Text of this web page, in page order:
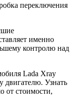
переключения
именно
контролю над
Lada Xray
двигателю. Узнать
от стоимости,